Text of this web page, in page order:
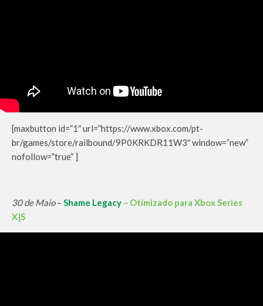
[maxbutton id=”1″ url=”https://www.xbox.com/pt-
br/games/store/railbound/9P0KRKDR11W3″ window=”new”
nofollow=”true” ]
30 de Maio– Shame Legacy – Otimizado para Xbox Series
X|S